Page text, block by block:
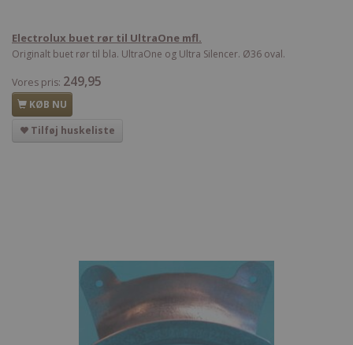
Electrolux buet rør til UltraOne mfl.
Originalt buet rør til bla. UltraOne og Ultra Silencer. Ø36 oval.
Vores pris: 249,95
KØB NU
Tilføj huskeliste